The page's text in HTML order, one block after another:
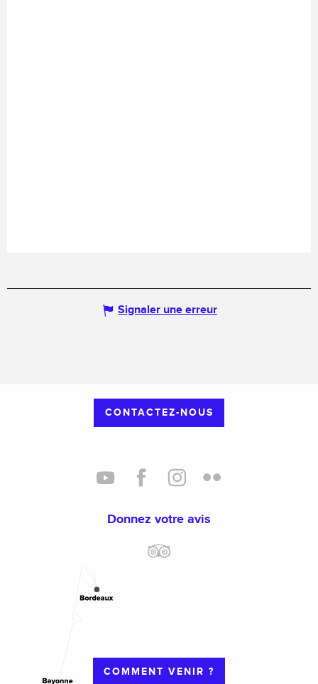
Signaler une erreur
CONTACTEZ-NOUS
Donnez votre avis
COMMENT VENIR ?